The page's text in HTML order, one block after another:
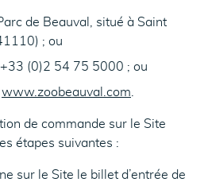
de Beauval, situé à Saint
; ou
(0)2 54 75 5000 ; ou
www.zoobeauval.com
de commande sur le Site
étapes suivantes :
sur le Site le billet d’entrée de